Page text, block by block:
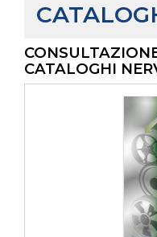
CATALOGHI